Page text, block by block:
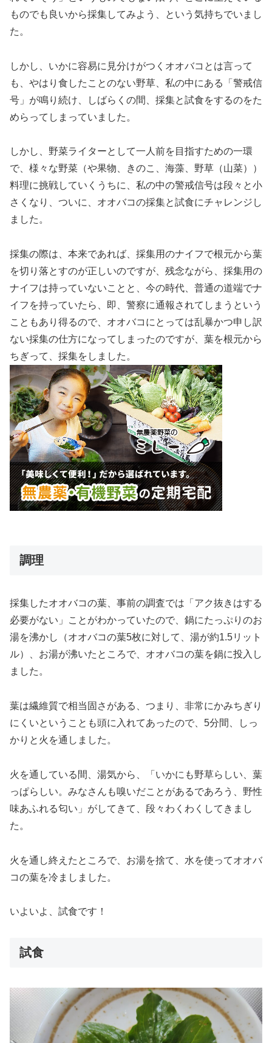
ものでも良いから採集してみよう、という気持ちでいまし
た。
しかし、いかに容易に見分けがつくオオバコとは言って
も、やはり食したことのない野草、私の中にある「警戒信
号」が鳴り続け、しばらくの間、採集と試食をするのをた
めらってしまっていました。
しかし、野菜ライターとして一人前を目指すための一環
で、様々な野菜（や果物、きのこ、海藻、野草（山菜））
料理に挑戦していくうちに、私の中の警戒信号は段々と小
さくなり、ついに、オオバコの採集と試食にチャレンジし
ました。
採集の際は、本来であれば、採集用のナイフで根元から葉
を切り落とすのが正しいのですが、残念ながら、採集用の
ナイフは持っていないことと、今の時代、普通の道端でナ
イフを持っていたら、即、警察に通報されてしまうという
こともあり得るので、オオバコにとっては乱暴かつ申し訳
ない採集の仕方になってしまったのですが、葉を根元から
ちぎって、採集をしました。
調理
採集したオオバコの葉、事前の調査では「アク抜きはする
必要がない」ことがわかっていたので、鍋にたっぷりのお
湯を沸かし（オオバコの葉5枚に対して、湯が約1.5リット
ル）、お湯が沸いたところで、オオバコの葉を鍋に投入し
ました。
葉は繊維質で相当固さがある、つまり、非常にかみちぎり
にくいということも頭に入れてあったので、5分間、しっ
かりと火を通しました。
火を通している間、湯気から、「いかにも野草らしい、葉
っぱらしい。みなさんも嗅いだことがあるであろう、野性
味あふれる匂い」がしてきて、段々わくわくしてきまし
た。
火を通し終えたところで、お湯を捨て、水を使ってオオバ
コの葉を冷ましました。
いよいよ、試食です！
試食